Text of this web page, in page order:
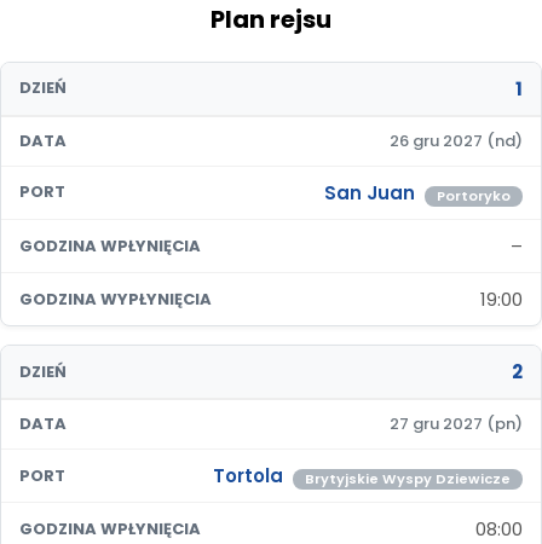
Plan rejsu
DZIEŃ 1
DATA 26 gru 2027 (nd)
PORT San Juan Portoryko
GODZINA WPŁYNIĘCIA –
GODZINA WYPŁYNIĘCIA 19:00
DZIEŃ 2
DATA 27 gru 2027 (pn)
PORT Tortola Brytyjskie Wyspy Dziewicze
GODZINA WPŁYNIĘCIA 08:00